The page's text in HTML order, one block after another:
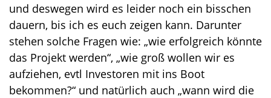
und deswegen wird es leider noch ein bisschen
dauern, bis ich es euch zeigen kann. Darunter
stehen solche Fragen wie: „wie erfolgreich könnte
das Projekt werden“, „wie groß wollen wir es
aufziehen, evtl Investoren mit ins Boot
bekommen?“ und natürlich auch „wann wird die